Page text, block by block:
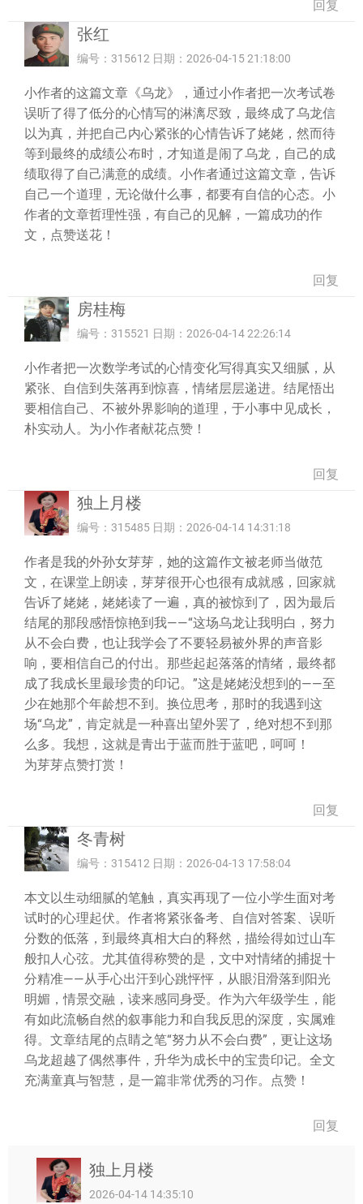
回复
张红
编号：315612 日期：2026-04-15 21:18:00
小作者的这篇文章《乌龙》，通过小作者把一次考试卷
误听了得了低分的心情写的淋漓尽致，最终成了乌龙信
以为真，并把自己内心紧张的心情告诉了姥姥，然而待
等到最终的成绩公布时，才知道是闹了乌龙，自己的成
绩取得了自己满意的成绩。小作者通过这篇文章，告诉
自己一个道理，无论做什么事，都要有自信的心态。小
作者的文章哲理性强，有自己的见解，一篇成功的作
文，点赞送花！
回复
房桂梅
编号：315521 日期：2026-04-14 22:26:14
小作者把一次数学考试的心情变化写得真实又细腻，从
紧张、自信到失落再到惊喜，情绪层层递进。结尾悟出
要相信自己、不被外界影响的道理，于小事中见成长，
朴实动人。为小作者献花点赞！
回复
独上月楼
编号：315485 日期：2026-04-14 14:31:18
作者是我的外孙女芽芽，她的这篇作文被老师当做范
文，在课堂上朗读，芽芽很开心也很有成就感，回家就
告诉了姥姥，姥姥读了一遍，真的被惊到了，因为最后
结尾的那段感悟惊艳到我——“这场乌龙让我明白，努力
从不会白费，也让我学会了不要轻易被外界的声音影
响，要相信自己的付出。那些起起落落的情绪，最终都
成了我成长里最珍贵的印记。”这是姥姥没想到的——至
少在她那个年龄想不到。换位思考，那时的我遇到这
场“乌龙”，肯定就是一种喜出望外罢了，绝对想不到那
么多。我想，这就是青出于蓝而胜于蓝吧，呵呵！
为芽芽点赞打赏！
回复
冬青树
编号：315412 日期：2026-04-13 17:58:04
本文以生动细腻的笔触，真实再现了一位小学生面对考
试时的心理起伏。作者将紧张备考、自信对答案、误听
分数的低落，到最终真相大白的释然，描绘得如过山车
般扣人心弦。尤其值得称赞的是，文中对情绪的捕捉十
分精准——从手心出汗到心跳怦怦，从眼泪滑落到阳光
明媚，情景交融，读来感同身受。作为六年级学生，能
有如此流畅自然的叙事能力和自我反思的深度，实属难
得。文章结尾的点睛之笔“努力从不会白费”，更让这场
乌龙超越了偶然事件，升华为成长中的宝贵印记。全文
充满童真与智慧，是一篇非常优秀的习作。点赞！
回复
独上月楼
2026-04-14 14:35:10